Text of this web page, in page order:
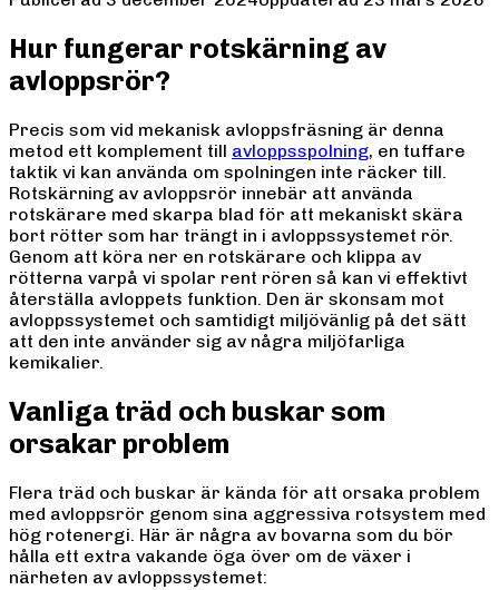
Hur fungerar rotskärning av
avloppsrör?
Precis som vid mekanisk avloppsfräsning är denna
metod ett komplement till avloppsspolning, en tuffare
taktik vi kan använda om spolningen inte räcker till.
Rotskärning av avloppsrör innebär att använda
rotskärare med skarpa blad för att mekaniskt skära
bort rötter som har trängt in i avloppssystemet rör.
Genom att köra ner en rotskärare och klippa av
rötterna varpå vi spolar rent rören så kan vi effektivt
återställa avloppets funktion. Den är skonsam mot
avloppssystemet och samtidigt miljövänlig på det sätt
att den inte använder sig av några miljöfarliga
kemikalier.
Vanliga träd och buskar som
orsakar problem
Flera träd och buskar är kända för att orsaka problem
med avloppsrör genom sina aggressiva rotsystem med
hög rotenergi. Här är några av bovarna som du bör
hålla ett extra vakande öga över om de växer i
närheten av avloppssystemet: